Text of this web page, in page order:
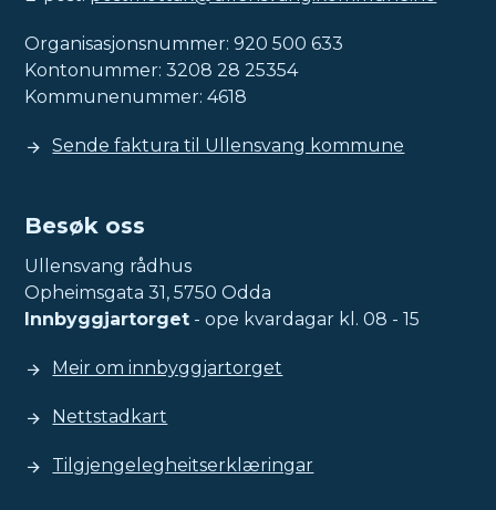
Organisasjonsnummer: 920 500 633
Kontonummer: 3208 28 25354
Kommunenummer: 4618
Sende faktura til Ullensvang kommune
Besøk oss
Ullensvang rådhus
Opheimsgata 31, 5750 Odda
Innbyggjartorget - ope kvardagar kl. 08 - 15
Meir om innbyggjartorget
Nettstadkart
Tilgjengelegheitserklæringar